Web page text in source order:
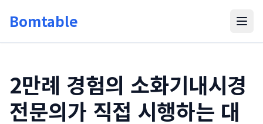
Bomtable
2만례 경험의 소화기내시경
전문의가 직접 시행하는 대